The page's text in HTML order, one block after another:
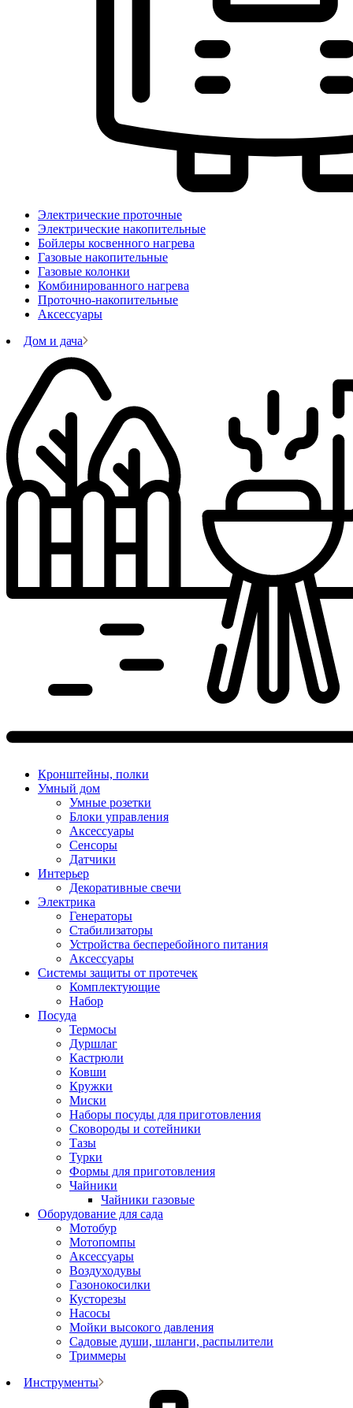
Электрические проточные
Электрические накопительные
Бойлеры косвенного нагрева
Газовые накопительные
Газовые колонки
Комбинированного нагрева
Проточно-накопительные
Аксессуары
Дом и дача
Кронштейны, полки
Умный дом
Умные розетки
Блоки управления
Аксессуары
Сенсоры
Датчики
Интерьер
Декоративные свечи
Электрика
Генераторы
Стабилизаторы
Устройства бесперебойного питания
Аксессуары
Системы защиты от протечек
Комплектующие
Набор
Посуда
Термосы
Дуршлаг
Кастрюли
Ковши
Кружки
Миски
Наборы посуды для приготовления
Сковороды и сотейники
Тазы
Турки
Формы для приготовления
Чайники
Чайники газовые
Оборудование для сада
Мотобур
Мотопомпы
Аксессуары
Воздуходувы
Газонокосилки
Кусторезы
Насосы
Мойки высокого давления
Садовые души, шланги, распылители
Триммеры
Инструменты